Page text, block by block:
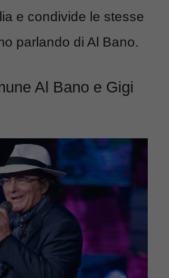
e condivide le stesse
parlando di Al Bano.
Al Bano e Gigi